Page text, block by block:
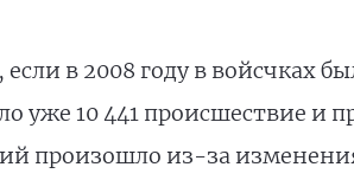
если в 2008 году в войсчках
уже 10 441 происшествие и
произошло из-за